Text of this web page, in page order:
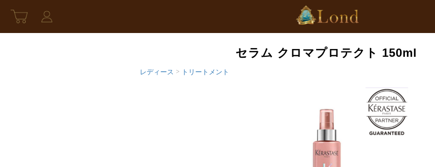
セラム クロマプロテクト 150ml
レディース > トリートメント